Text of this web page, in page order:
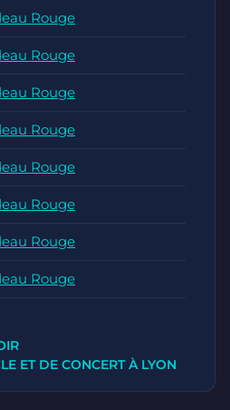
Rouge
Rouge
Rouge
Rouge
Rouge
Rouge
Rouge
Rouge
ET DE CONCERT À LYON